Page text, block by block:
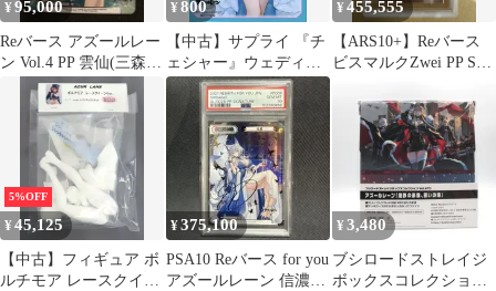
¥95,000
Reバース アズールレー
ン Vol.4 PP 雲仙(三森す
ずこ虹箔押しサイン)
¥800
【中古】サプライ 『チ
ェシャー』ウェディン
グVer. キャラクタース
リーブEX 「ブロッコ
リートレカアイテムく
じEX『アズールレー
ン』第4弾」 E-4賞
¥455,555
【ARS10+】Reバース
ビスマルクZwei PP SP
5%OFF
¥45,125
【中古】フィギュア ボ
ルチモア レースクイー
¥375,100
PSA10 Reバース for you
アズールレーン 信濃
¥ 3,480
ブシロードストレイジ
ボックスコレクション